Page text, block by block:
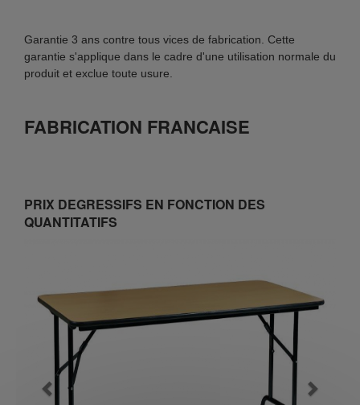
Garantie 3 ans contre tous vices de fabrication. Cette
garantie s'applique dans le cadre d'une utilisation normale du
produit et exclue toute usure.
FABRICATION FRANCAISE
PRIX DEGRESSIFS EN FONCTION DES
QUANTITATIFS
Previous